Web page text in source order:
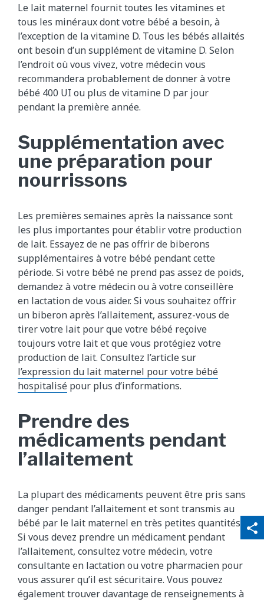
share
qr_code_scanner
content_copy
Le lait maternel fournit toutes les vitamines et
tous les minéraux dont votre bébé a besoin, à
l’exception de la vitamine D. Tous les bébés allaités
ont besoin d’un supplément de vitamine D. Selon
l’endroit où vous vivez, votre médecin vous
recommandera probablement de donner à votre
bébé 400 UI ou plus de vitamine D par jour
pendant la première année.
Supplémentation avec
une préparation pour
nourrissons
Les premières semaines après la naissance sont
les plus importantes pour établir votre production
de lait. Essayez de ne pas offrir de biberons
supplémentaires à votre bébé pendant cette
période. Si votre bébé ne prend pas assez de poids,
demandez à votre médecin ou à votre conseillère
en lactation de vous aider. Si vous souhaitez offrir
un biberon après l’allaitement, assurez-vous de
tirer votre lait pour que votre bébé reçoive
toujours votre lait et que vous protégiez votre
production de lait. Consultez l’article sur
l’expression du lait maternel pour votre bébé
hospitalisé pour plus d’informations.
Prendre des
médicaments pendant
l’allaitement
La plupart des médicaments peuvent être pris sans
danger pendant l’allaitement et sont transmis au
bébé par le lait maternel en très petites quantités.
Si vous devez prendre un médicament pendant
l’allaitement, consultez votre médecin, votre
consultante en lactation ou votre pharmacien pour
vous assurer qu’il est sécuritaire. Vous pouvez
également trouver davantage de renseignements à